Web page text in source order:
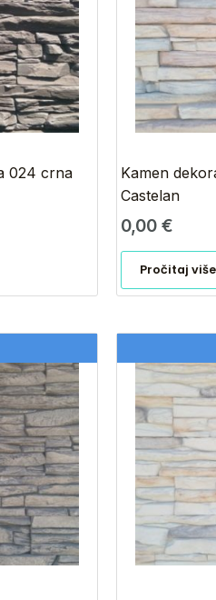
024 crna
Kamen
Castelan
0,00 €
Pročitaj više